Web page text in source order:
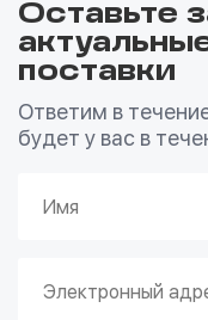
Оставьте
поставки
Ответим в
будет у вас в